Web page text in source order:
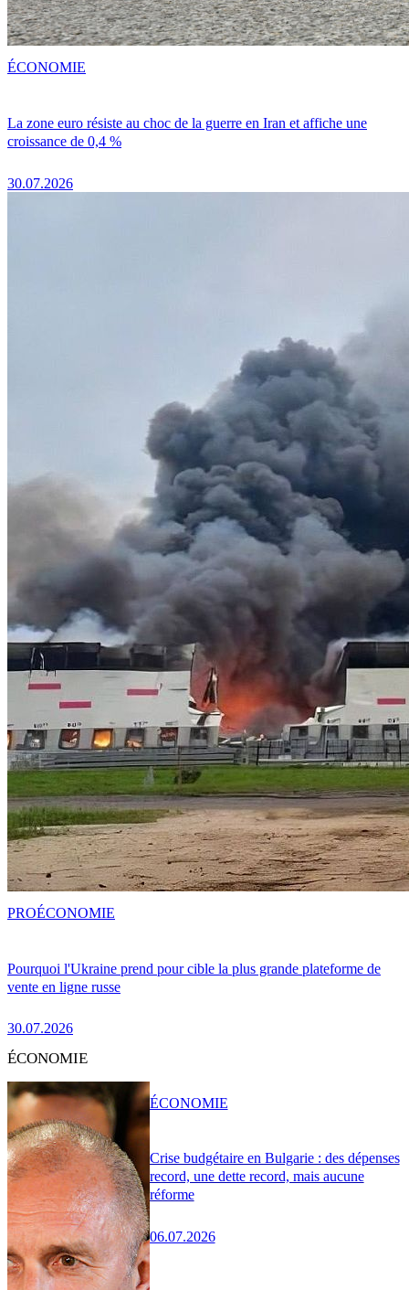
La zone euro résiste au choc de la guerre en Iran et affiche une
croissance de 0,4 %
30.07.2026
ÉCONOMIE
Pourquoi l'Ukraine prend pour cible la plus grande plateforme de
vente en ligne russe
30.07.2026
PROÉCONOMIE
ÉCONOMIE
Crise budgétaire en Bulgarie : des dépenses
record, une dette record, mais aucune
réforme
06.07.2026
ÉCONOMIE